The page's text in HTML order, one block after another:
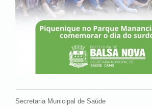
Secretaria Municipal de Saúde